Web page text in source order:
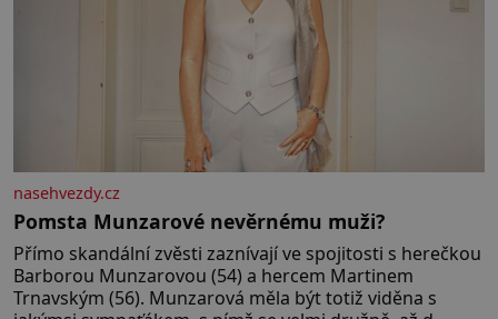
nasehvezdy.cz
Pomsta Munzarové nevěrnému muži?
Přímo skandální zvěsti zaznívají ve spojitosti s herečkou
Barborou Munzarovou (54) a hercem Martinem
Trnavským (56). Munzarová měla být totiž viděna s